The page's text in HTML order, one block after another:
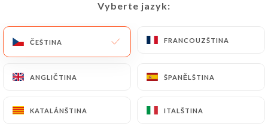
Vyberte jazyk:
ČEŠTINA FRANCOUZŠTINA
ANGLIČTINA ŠPANĚLŠTINA
KATALÁNŠTINA ITALŠTINA
DOMŮ/KONTAKT
Vyberte jazyk:
ČEŠTINA FRANCOUZŠTINA
ANGLIČTINA ŠPANĚLŠTINA
KATALÁNŠTINA ITALŠTINA